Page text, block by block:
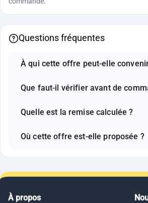
Questions fréquentes
À qui cette offre peut-elle
Que faut-il vérifier avant de
Quelle est la remise calculée ?
Où cette offre est-elle proposée ?
À propos